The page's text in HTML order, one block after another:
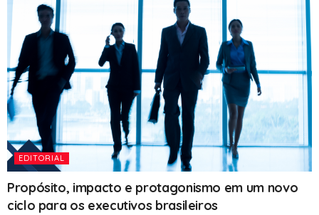
EDITORIAL
Propósito, impacto e protagonismo em um novo
ciclo para os executivos brasileiros